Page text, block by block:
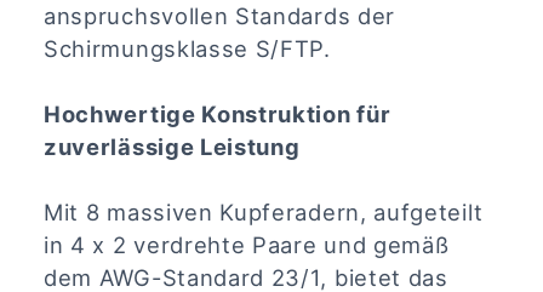
anspruchsvollen Standards der
Schirmungsklasse S/FTP.
Hochwertige Konstruktion für
zuverlässige Leistung
Mit 8 massiven Kupferadern, aufgeteilt
in 4 x 2 verdrehte Paare und gemäß
dem AWG-Standard 23/1, bietet das